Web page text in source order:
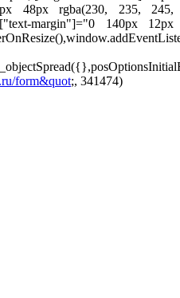
48px rgba(230, 235, 245,
margin"]="0 140px 12px
form&quot;, 341474)